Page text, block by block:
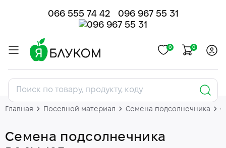
066 555 74 42 096 967 55 31
0 0
Главная Посевной материал Семена подсолнечника
Семена подсолнечника